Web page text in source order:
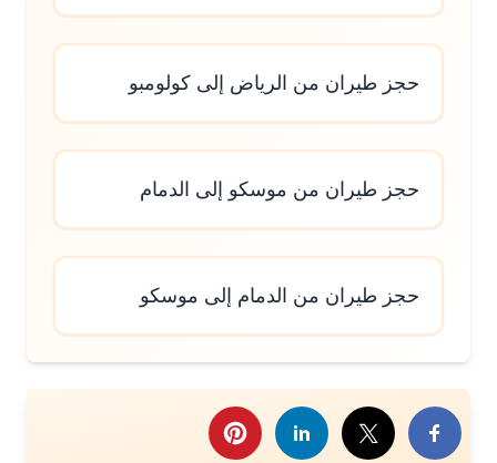
حجز طيران من الرياض إلى كولومبو
حجز طيران من موسكو إلى الدمام
حجز طيران من الدمام إلى موسكو
هذا الموضوع